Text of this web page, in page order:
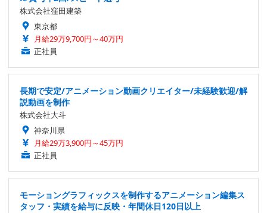
株式会社窪田建築
東京都
月給29万9,700円～40万円
正社員
長期で安定/アニメーション動画クリエイター/未経験歓迎/解
説動画を制作
株式会社大斗
神奈川県
月給29万3,900円～45万円
正社員
モーショングラフィックスを制作するアニメーション編集ス
タッフ・実績を給与に反映・年間休日120日以上